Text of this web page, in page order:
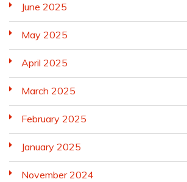
June 2025
May 2025
April 2025
March 2025
February 2025
January 2025
November 2024